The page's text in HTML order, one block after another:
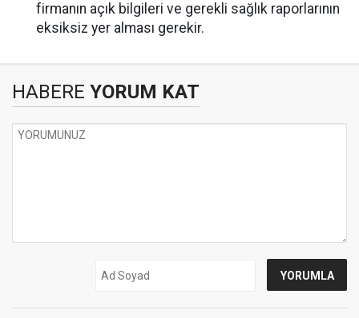
firmanın açık bilgileri ve gerekli sağlık raporlarının
eksiksiz yer alması gerekir.
HABERE YORUM KAT